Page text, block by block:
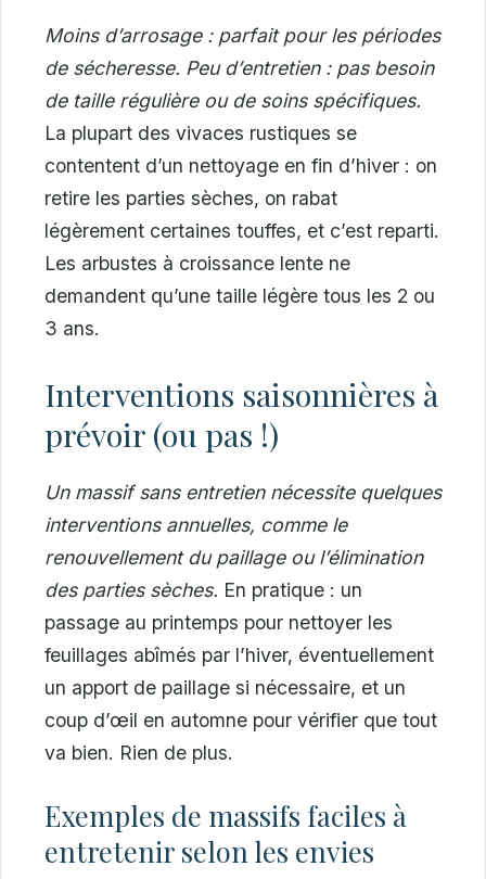
Moins d’arrosage : parfait pour les périodes
de sécheresse. Peu d’entretien : pas besoin
de taille régulière ou de soins spécifiques.
La plupart des vivaces rustiques se
contentent d’un nettoyage en fin d’hiver : on
retire les parties sèches, on rabat
légèrement certaines touffes, et c’est reparti.
Les arbustes à croissance lente ne
demandent qu’une taille légère tous les 2 ou
3 ans.
Interventions saisonnières à
prévoir (ou pas !)
Un massif sans entretien nécessite quelques
interventions annuelles, comme le
renouvellement du paillage ou l’élimination
des parties sèches. En pratique : un
passage au printemps pour nettoyer les
feuillages abîmés par l’hiver, éventuellement
un apport de paillage si nécessaire, et un
coup d’œil en automne pour vérifier que tout
va bien. Rien de plus.
Exemples de massifs faciles à
entretenir selon les envies